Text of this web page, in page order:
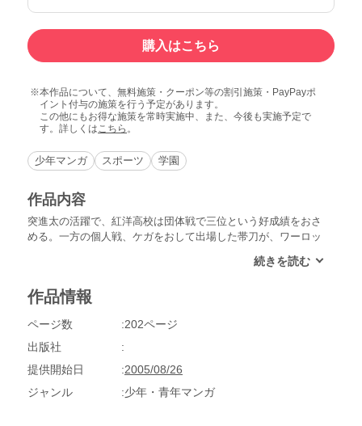
購入はこちら
本作品について、無料施策・クーポン等の割引施策・PayPayポ
イント付与の施策を行う予定があります。
この他にもお得な施策を常時実施中、また、今後も実施予定で
す。詳しくはこちら 。
少年マンガ スポーツ 学園
作品内容
突進太の活躍で、紅洋高校は団体戦で三位という好成績をおさ
める。一方の個人戦、ケガをおして出場した帯刀が、ワーロッ
そして、ワーロックとの対戦で、突進太もまた足首の負傷
転地獄転がし”の餌食になってしまうのか!?
作品情報
ページ数
202ページ
出版社
提供開始日
2005/08/26
ジャンル
少年・青年マンガ